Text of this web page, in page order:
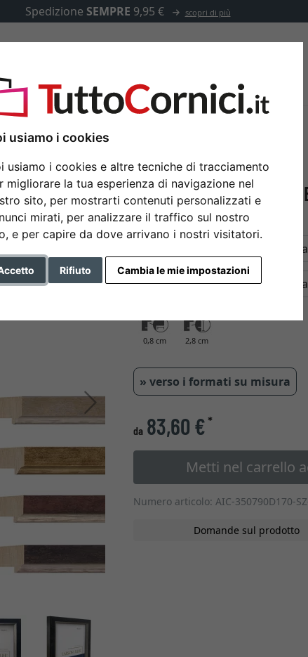
usiamo i cookies
usiamo i cookies e altre tecniche di tracciamento
migliorare la tua esperienza di navigazione nel
sito, per mostrarti contenuti personalizzati e
mirati, per analizzare il traffico sul nostro
e per capire da dove arrivano i nostri visitatori.
Rifiuto Cambia le mie impostazioni
Spedizione SEMPRE 9,95 € scopri di più
Passepartout Accessori
Avanti
Cornice in legno
Tipo di vetro
0,8 cm 2,8 cm
» verso i formati su misura
da 83,60 €*
Metti nel carrello
Numero articolo: AIC-350790D170-
Domande sul prodotto